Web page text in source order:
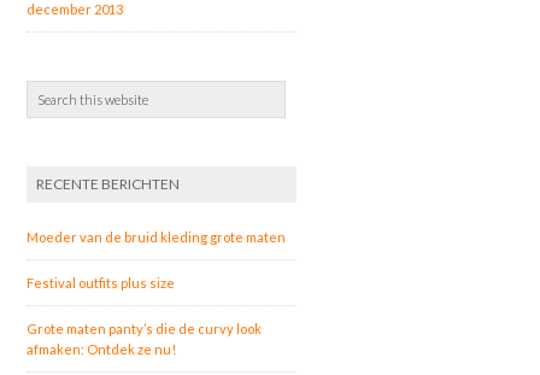
december 2013
RECENTE BERICHTEN
Moeder van de bruid kleding grote maten
Festival outfits plus size
Grote maten panty’s die de curvy look
afmaken: Ontdek ze nu!